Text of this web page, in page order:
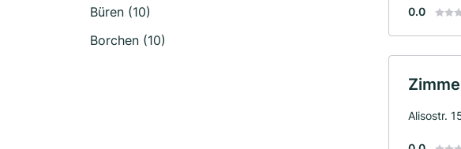
Büren (10)
Borchen (10)
0.0
Alisostr.